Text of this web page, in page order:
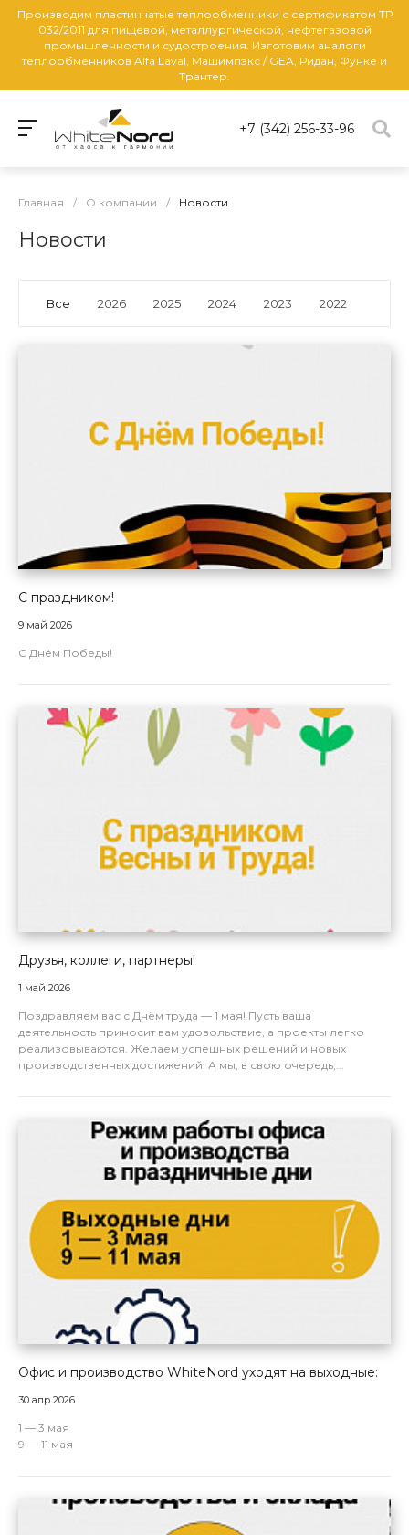
Производим пластинчатые теплообменники с сертификатом ТР
032/2011 для пищевой, металлургической, нефтегазовой
промышленности и судостроения. Изготовим аналоги
теплообменников Alfa Laval, Машимпэкс / GEA, Ридан, Функе и
Трантер.
+7 (342) 256-33-96
Главная / О компании / Новости
Новости
Все 2026 2025 2024 2023 2022
С праздником!
9 май 2026
С Днём Победы!
Друзья, коллеги, партнеры!
1 май 2026
Поздравляем вас с Днём труда — 1 мая! Пусть ваша
деятельность приносит вам удовольствие, а проекты легко
реализовываются. Желаем успешных решений и новых
производственных достижений! А мы, в свою очередь,...
Офис и производство WhiteNord уходят на выходные:
30 апр 2026
1 — 3 мая
9 — 11 мая